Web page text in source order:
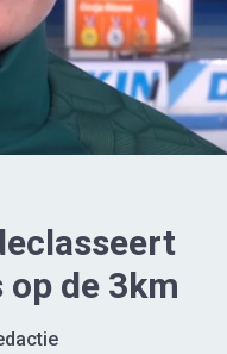
op de 3km